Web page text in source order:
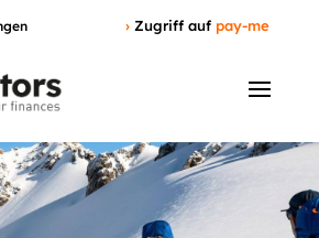
› Zugriff auf pay-me